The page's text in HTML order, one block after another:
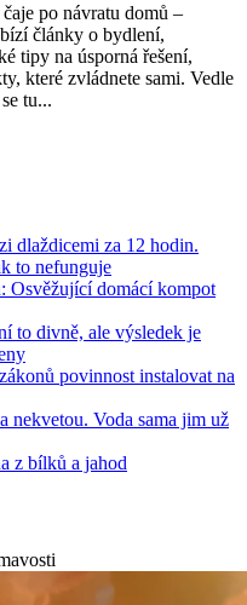
po návratu domů –
články o bydlení,
tipy na úsporná řešení,
které zvládnete sami. Vedle
tu...
dlaždicemi za 12 hodin.
to nefunguje
Osvěžující domácí kompot
to divně, ale výsledek je
povinnost instalovat na
nekvetou. Voda sama jim už
z bílků a jahod